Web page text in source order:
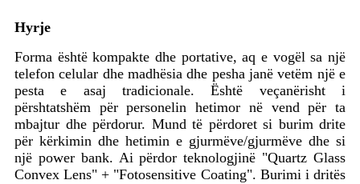
Hyrje
Forma është kompakte dhe portative, aq e vogël sa një
telefon celular dhe madhësia dhe pesha janë vetëm një e
pesta e asaj tradicionale. Është veçanërisht i
përshtatshëm për personelin hetimor në vend për ta
mbajtur dhe përdorur. Mund të përdoret si burim drite
për kërkimin dhe hetimin e gjurmëve/gjurmëve dhe si
një power bank. Ai përdor teknologjinë "Quartz Glass
Convex Lens" + "Fotosensitive Coating". Burimi i dritës